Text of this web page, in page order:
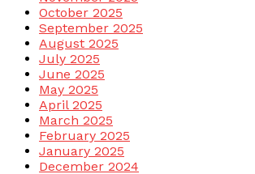
October 2025
September 2025
August 2025
July 2025
June 2025
May 2025
April 2025
March 2025
February 2025
January 2025
December 2024